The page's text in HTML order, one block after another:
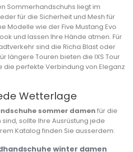
Sommerhandschuhs liegt im
für die Sicherheit und Mesh für
Modelle wie derFive Mustang Evo
und lassen Ihre Hände atmen. Für
sind die Richa Blast oder
längere Touren bieten die IXS Tour
die perfekte Verbindung von Eleganz
Wetterlage
sommer damenfür die
sollte Ihre Ausrüstung jede
Katalog finden Sie ausserdem:
winter damen